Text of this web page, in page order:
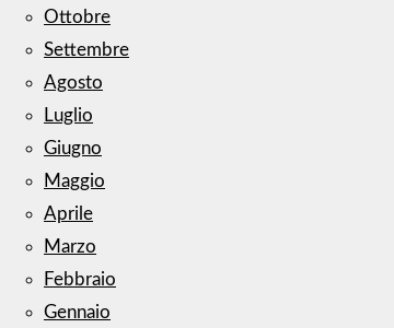
Ottobre
Settembre
Agosto
Luglio
Giugno
Maggio
Aprile
Marzo
Febbraio
Gennaio